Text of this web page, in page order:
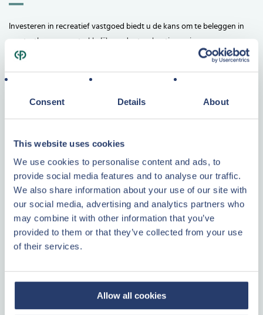
Consent Details About
This website uses cookies
We use cookies to personalise content and ads, to
provide social media features and to analyse our traffic.
We also share information about your use of our site with
our social media, advertising and analytics partners who
may combine it with other information that you’ve
provided to them or that they’ve collected from your use
of their services.
Allow all cookies
Investeren in recreatief vastgoed biedt u de kans om te beleggen in
een tastbaar en aantrekkelijk product: vakantiewoningen op
toplocaties. Bij Center Parcs Vastgoed combineert u zorgeloos
investeren met de zekerheid van een gerenommeerde partij. U
wij het beheer en onderhoud volledig voor u uit handen nemen.
recreatievastgoed bent u verzekerd van een solide en transparante
investering.
Waarom beleggen in recreatief vastgoed?
Stabiel rendement: Geniet van een aantrekkelijk en voorspelbaar
rendement op recreatief vastgoed.
Zekerheid en gemak
Populaire vakantiebestemming: Uw woning staat in een park dat
het hele jaar door wordt bezocht.